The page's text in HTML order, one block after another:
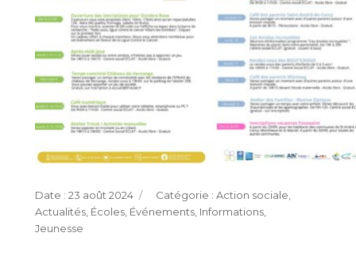
Publié
le
23 août 2024 Catégories
Action sociale
Actualités, Écoles, Événements, Informations,
Jeunesse